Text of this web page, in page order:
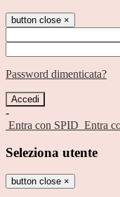
button close ×
Password dimenticata?
-
Entra con SPID Entra
Seleziona utente
button close ×